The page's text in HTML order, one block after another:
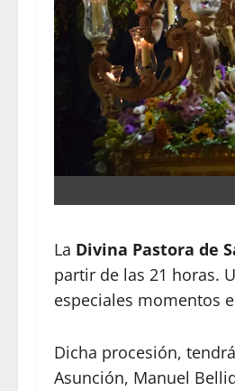
La Divina Pastora de
partir de las 21 horas.
especiales momentos
Dicha procesión,
Asunción, Manuel